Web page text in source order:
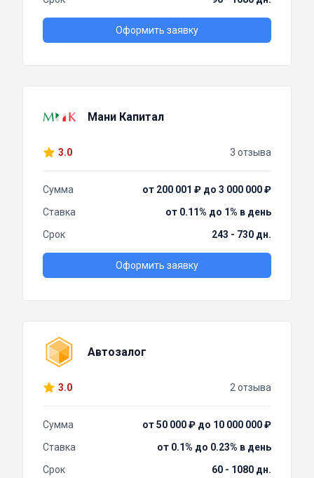
Оформить заявку
Мани Капитал
3.0 3 отзыва
Сумма
от 200 001 ₽ до 3 000 000 ₽
Ставка
от 0.11% до 1% в день
Срок
243 - 730 дн.
Оформить заявку
Автозалог
3.0 2 отзыва
Сумма
от 50 000 ₽ до 10 000 000 ₽
Ставка
от 0.1% до 0.23% в день
Срок
60 - 1080 дн.